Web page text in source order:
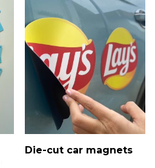
Die-cut car magnets